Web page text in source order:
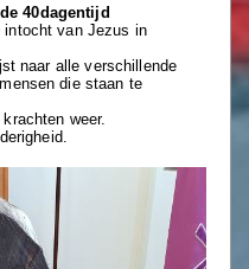
40dagentijd
intocht van Jezus in
naar alle verschillende
die staan te
weer.